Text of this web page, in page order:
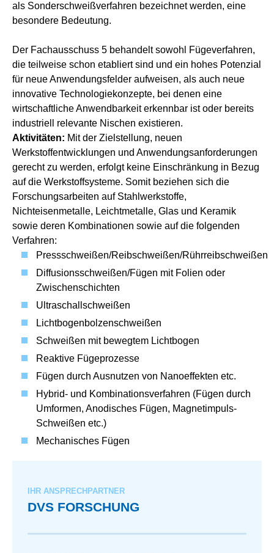
als Sonderschweißverfahren bezeichnet werden, eine
besondere Bedeutung.
Der Fachausschuss 5 behandelt sowohl Fügeverfahren,
die teilweise schon etabliert sind und ein hohes Potenzial
für neue Anwendungsfelder aufweisen, als auch neue
innovative Technologiekonzepte, bei denen eine
wirtschaftliche Anwendbarkeit erkennbar ist oder bereits
industriell relevante Nischen existieren.
Aktivitäten: Mit der Zielstellung, neuen
Werkstoffentwicklungen und Anwendungsanforderungen
gerecht zu werden, erfolgt keine Einschränkung in Bezug
auf die Werkstoffsysteme. Somit beziehen sich die
Forschungsarbeiten auf Stahlwerkstoffe,
Nichteisenmetalle, Leichtmetalle, Glas und Keramik
sowie deren Kombinationen sowie auf die folgenden
Verfahren:
Pressschweißen/Reibschweißen/Rührreibschweißen
Diffusionsschweißen/Fügen mit Folien oder
Zwischenschichten
Ultraschallschweißen
Lichtbogenbolzenschweißen
Schweißen mit bewegtem Lichtbogen
Reaktive Fügeprozesse
Fügen durch Ausnutzen von Nanoeffekten etc.
Hybrid- und Kombinationsverfahren (Fügen durch
Umformen, Anodisches Fügen, Magnetimpuls-
Schweißen etc.)
Mechanisches Fügen
IHR ANSPRECHPARTNER
DVS FORSCHUNG